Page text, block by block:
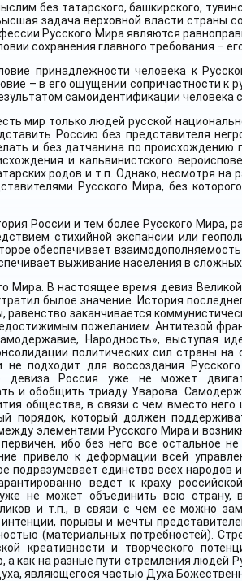
без татарского, башкирского,
задача верховной власти страны
Русского Мира являются
сохранения главного требования –
принадлежности человека к
– в его ощущении сопричастности к
самоидентификации человека
мир только людей русской
Россию без представителя
и без датчанина по происхождению
и кальвинистского
родов и т.п. Однако, несмотря на
Русского Мира, без
России и тем более Русского Мира,
стихийной экспансии или
обеспечивает
выживание населения в сложных
Мира. В настоящее время девиз
былое значение. История
равенство заканчивается
пожеланием. Антитезой
Народность», выступая
политических сил страны
не подходит для воссоздания
девиза Россия уже не может
и обобщить триаду Уварова.
общества, в связи с чем вместо
порядок, который должен
элементами Русского Мира и
первичен, ибо без него все остальное
привело к деформации всей
подразумевает единство всех
ведет к краху
не может объединить всю страну,
и т.п., в связи с чем ее можно
порывы и мечты
(материальных потребностей).
креативности и творческого
а как на разные пути стремления людей
являющегося частью Духа